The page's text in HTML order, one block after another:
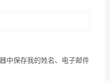
中保存我的姓名、电子邮件